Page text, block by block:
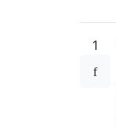
1